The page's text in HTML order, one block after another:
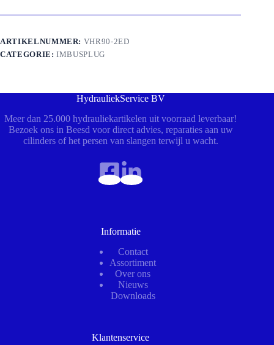
ARTIKELNUMMER: VHR90-2ED
CATEGORIE:IMBUSPLUG
HydrauliekService BV
Meer dan 25.000 hydrauliekartikelen uit voorraad leverbaar!
Bezoek ons in Beesd voor direct advies, reparaties aan uw
cilinders of het persen van slangen terwijl u wacht.
Informatie
Contact
Assortiment
Over ons
Nieuws
Downloads
Klantenservice